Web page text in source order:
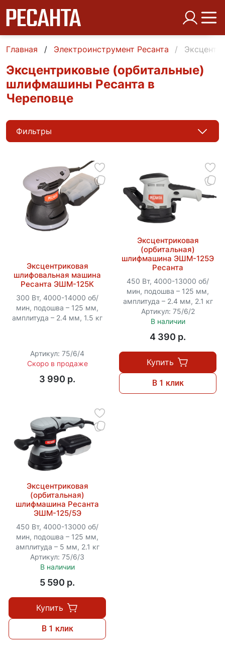
Главная Электроинструмент Ресанта
Эксцентриковые (орбитальные)
шлифмашины Ресанта в
Череповце
Фильтры
Эксцентриковая
шлифовальная машина
Ресанта ЭШМ-125К
300 Вт, 4000-14000 об/
мин, подошва – 125 мм,
амплитуда – 2.4 мм, 1.5 кг
Артикул: 75/6/4
Скоро в продаже
3 990 p.
Эксцентриковая
(орбитальная)
шлифмашина ЭШМ-125Э
Ресанта
450 Вт, 4000-13000 об/
мин, подошва – 125 мм,
амплитуда – 2.4 мм, 2.1 кг
Артикул: 75/6/2
В наличии
4 390 p.
Купить
В 1 клик
Эксцентриковая
(орбитальная)
шлифмашина Ресанта
ЭШМ-125/5Э
450 Вт, 4000-13000 об/
мин, подошва – 125 мм,
амплитуда – 5 мм, 2.1 кг
Артикул: 75/6/3
В наличии
5 590 p.
Купить
В 1 клик